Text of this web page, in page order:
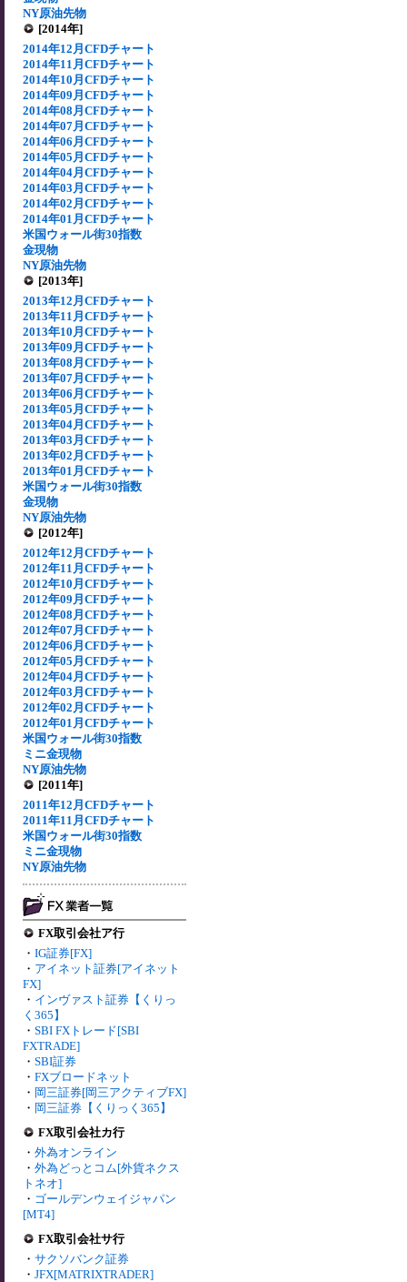
NY原油先物
[2014年]
2014年12月CFDチャート
2014年11月CFDチャート
2014年10月CFDチャート
2014年09月CFDチャート
2014年08月CFDチャート
2014年07月CFDチャート
2014年06月CFDチャート
2014年05月CFDチャート
2014年04月CFDチャート
2014年03月CFDチャート
2014年02月CFDチャート
2014年01月CFDチャート
米国ウォール街30指数
金現物
NY原油先物
[2013年]
2013年12月CFDチャート
2013年11月CFDチャート
2013年10月CFDチャート
2013年09月CFDチャート
2013年08月CFDチャート
2013年07月CFDチャート
2013年06月CFDチャート
2013年05月CFDチャート
2013年04月CFDチャート
2013年03月CFDチャート
2013年02月CFDチャート
2013年01月CFDチャート
米国ウォール街30指数
金現物
NY原油先物
[2012年]
2012年12月CFDチャート
2012年11月CFDチャート
2012年10月CFDチャート
2012年09月CFDチャート
2012年08月CFDチャート
2012年07月CFDチャート
2012年06月CFDチャート
2012年05月CFDチャート
2012年04月CFDチャート
2012年03月CFDチャート
2012年02月CFDチャート
2012年01月CFDチャート
米国ウォール街30指数
ミニ金現物
NY原油先物
[2011年]
2011年12月CFDチャート
2011年11月CFDチャート
米国ウォール街30指数
ミニ金現物
NY原油先物
FX取引会社ア行
・ IG証券[FX]
・ アイネット証券[アイネット
FX]
・ インヴァスト証券【くりっ
く365】
・ SBI FXトレード[SBI
FXTRADE]
・ SBI証券
・ FXブロードネット
・ 岡三証券[岡三アクティブFX]
・ 岡三証券【くりっく365】
FX取引会社カ行
・ 外為オンライン
・ 外為どっとコム[外貨ネクス
トネオ]
・ ゴールデンウェイジャパン
[MT4]
FX取引会社サ行
・ サクソバンク証券
・ JFX[MATRIXTRADER]